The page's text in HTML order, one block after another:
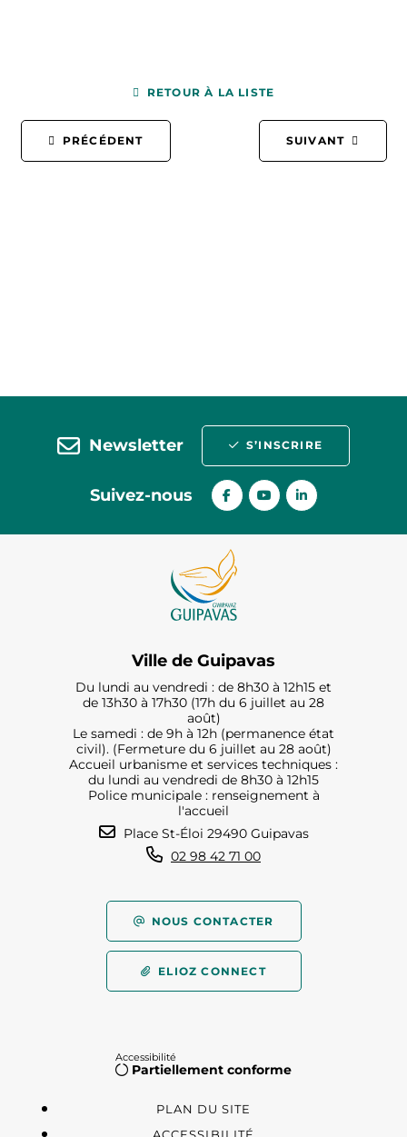
PRÉCÉDENT
RETOUR À LA LISTE
SUIVANT
Newsletter S’INSCRIRE
Suivez-nous
Ville de Guipavas
Du lundi au vendredi : de 8h30 à 12h15 et
de 13h30 à 17h30 (17h du 6 juillet au 28
août)
Le samedi : de 9h à 12h (permanence état
civil). (Fermeture du 6 juillet au 28 août)
Accueil urbanisme et services techniques :
du lundi au vendredi de 8h30 à 12h15
Police municipale : renseignement à
l'accueil
Place St-Éloi 29490 Guipavas
02 98 42 71 00
NOUS CONTACTER
ELIOZ CONNECT
Accessibilité
Partiellement conforme
PLAN DU SITE